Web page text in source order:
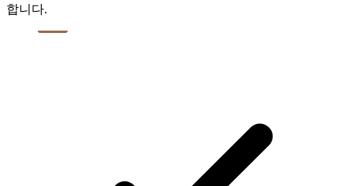
합니다.